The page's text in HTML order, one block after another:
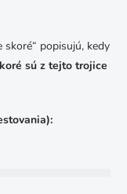
skoré“ popisujú, kedy
sú z tejto trojice